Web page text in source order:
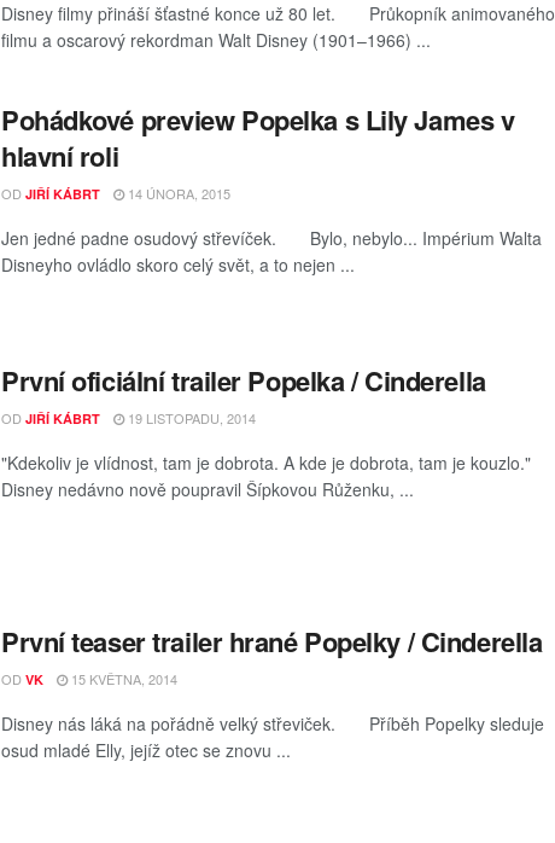
Disney filmy přináší šťastné konce už 80 let. Průkopník animovaného
filmu a oscarový rekordman Walt Disney (1901–1966) ...
Pohádkové preview Popelka s Lily James v
hlavní roli
OD JIŘÍ KÁBRT 14 ÚNORA, 2015
Jen jedné padne osudový střevíček. Bylo, nebylo... Impérium Walta
Disneyho ovládlo skoro celý svět, a to nejen ...
První oficiální trailer Popelka / Cinderella
OD JIŘÍ KÁBRT 19 LISTOPADU, 2014
"Kdekoliv je vlídnost, tam je dobrota. A kde je dobrota, tam je kouzlo."
Disney nedávno nově poupravil Šípkovou Růženku, ...
První teaser trailer hrané Popelky / Cinderella
OD VK 15 KVĚTNA, 2014
Disney nás láká na pořádně velký střeviček. Příběh Popelky sleduje
osud mladé Elly, jejíž otec se znovu ...